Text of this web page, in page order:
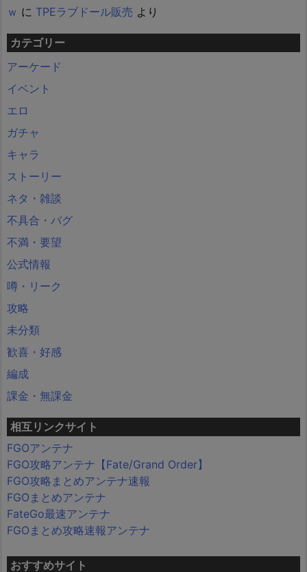
ｗ に TPEラブドール販売 より
カテゴリー
アーケード
イベント
エロ
ガチャ
キャラ
ストーリー
ネタ・雑談
不具合・バグ
不満・要望
公式情報
噂・リーク
攻略
未分類
歓喜・好感
編成
課金・無課金
相互リンクサイト
FGOアンテナ
FGO攻略アンテナ【Fate/Grand Order】
FGO攻略まとめアンテナ速報
FGOまとめアンテナ
FateGo最速アンテナ
FGOまとめ攻略速報アンテナ
おすすめサイト